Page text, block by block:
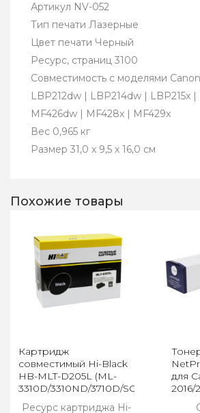
Артикул NV-052
Тип печати Лазерные
Цвет печати Черный
Ресурс, страниц 3100
Совместимость с моделями
LBP212dw | LBP214dw | LBP215x |
MF426dw | MF428x | MF429x
Вес 0,965 кг
Размер 31,0 х 9,5 х 16,0 см
Похожие товары
Картридж
совместимый Hi-Black
HB-MLT-D205L (ML-
3310D/3310ND/3710D/SCX-
4833/5637) 5K
Ресурс картриджа Hi-
для
2016/
туба,